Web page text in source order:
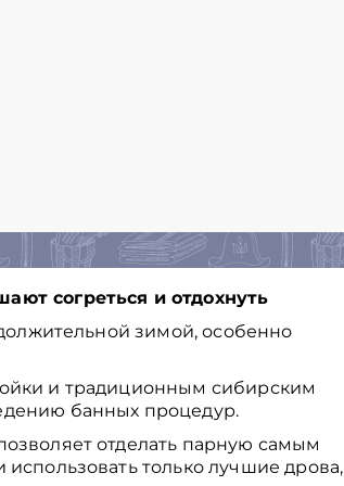
согреться и отдохнуть
зимой, особенно
и традиционным сибирским
банных процедур.
отделать парную самым
только лучшие дрова,